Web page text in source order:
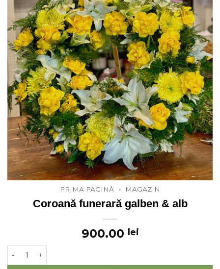
PRIMA PAGINĂ » MAGAZIN
Coroană funerară galben & alb
900.00 lei
Cantitate Coroană funerară galben & alb